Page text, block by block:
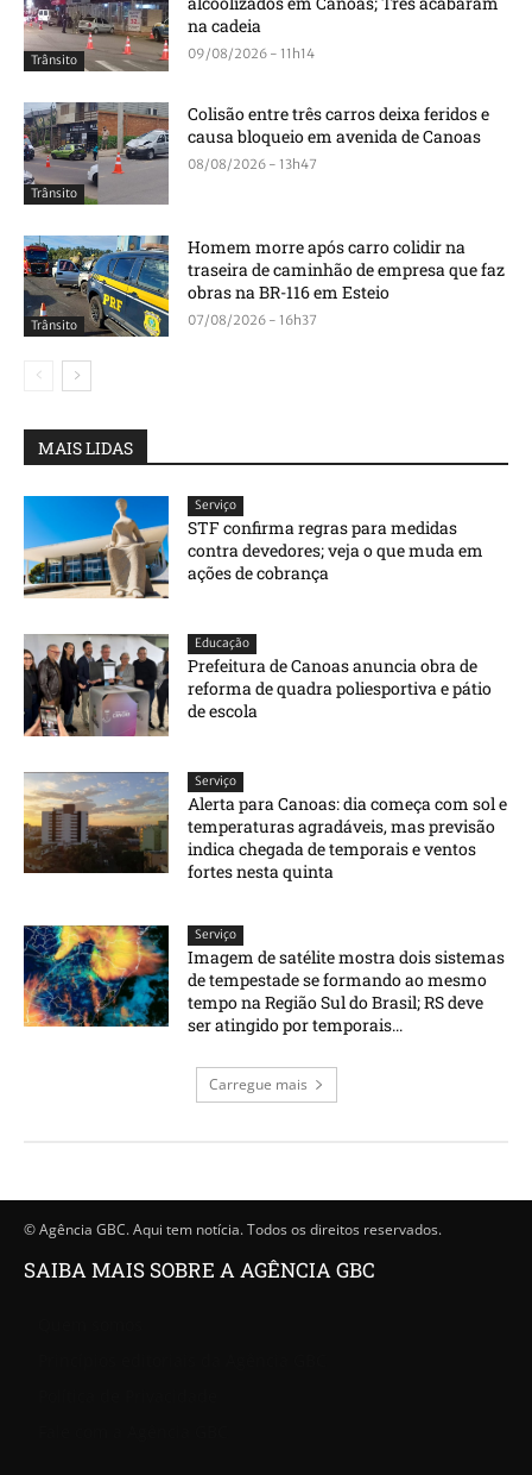
Trânsito
na cadeia
09/08/2026 - 11h14
Trânsito
Colisão entre três carros deixa feridos e
causa bloqueio em avenida de Canoas
08/08/2026 - 13h47
Trânsito
Homem morre após carro colidir na
traseira de caminhão de empresa que faz
obras na BR-116 em Esteio
07/08/2026 - 16h37
MAIS LIDAS
Serviço
STF confirma regras para medidas
contra devedores; veja o que muda em
ações de cobrança
Educação
Prefeitura de Canoas anuncia obra de
reforma de quadra poliesportiva e pátio
de escola
Serviço
Alerta para Canoas: dia começa com sol e
temperaturas agradáveis, mas previsão
indica chegada de temporais e ventos
fortes nesta quinta
Serviço
Imagem de satélite mostra dois sistemas
de tempestade se formando ao mesmo
tempo na Região Sul do Brasil; RS deve
ser atingido por temporais...
Carregue mais
© Agência GBC. Aqui tem notícia. Todos os direitos reservados.
SAIBA MAIS SOBRE A AGÊNCIA GBC